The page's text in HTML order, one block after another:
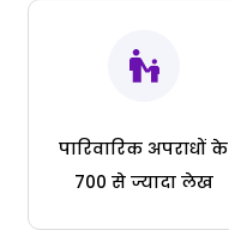
पारिवारिक अपराधों के
700 से ज्यादा लेख